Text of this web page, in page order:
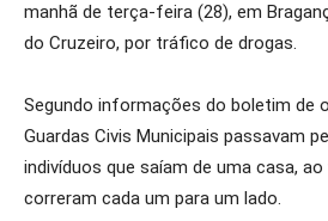
manhã de terça-feira (28), em
do Cruzeiro, por tráfico de drogas.
Segundo informações do boletim de
Guardas Civis Municipais passavam
indivíduos que saíam de uma casa,
correram cada um para um lado.